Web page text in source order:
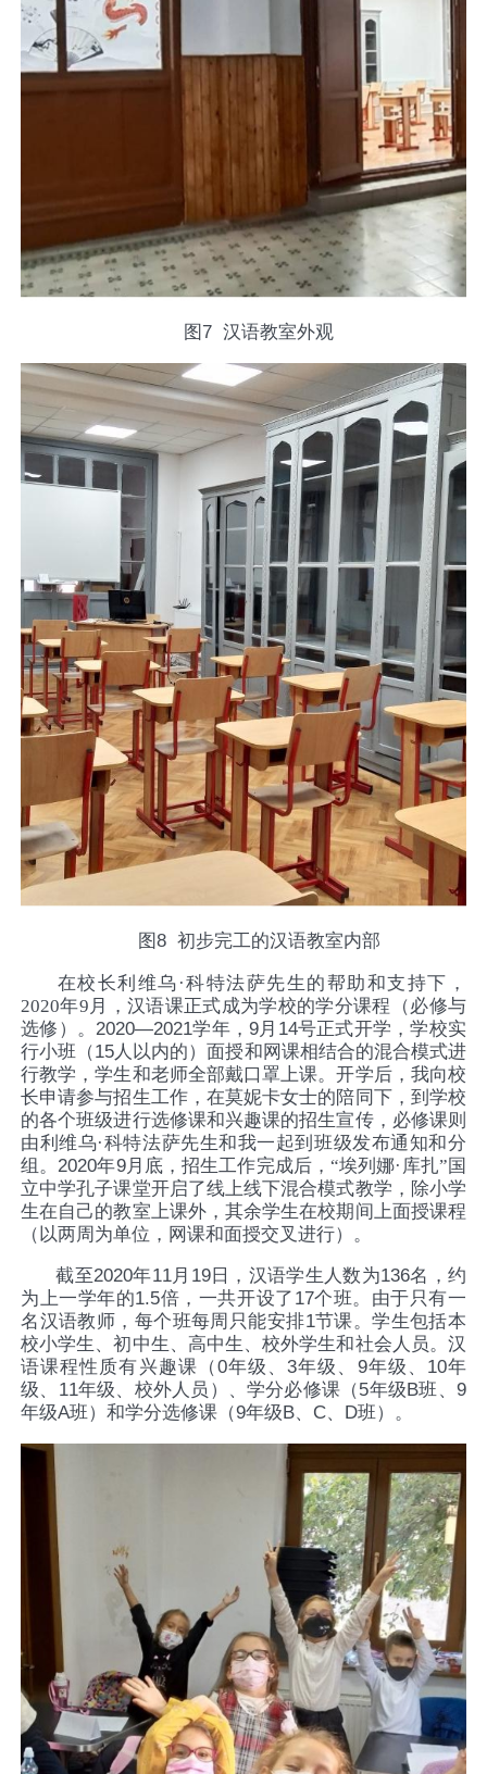
图7 汉语教室外观
图8 初步完工的汉语教室内部
在校长利维乌·科特法萨先生的帮助和支持下，
2020年9月，汉语课正式成为学校的学分课程（必修与
选修）。 2020—2021学年，9月 14号正式开学，学校实
行小班（15 人以内的）面授和网课相结合的混合模式进
行教学，学生和老师全部戴口罩上课。开学后，我向校
长申请参与招生工作，在莫妮卡女士的陪同下，到学校
的各个班级进行选修课和兴趣课的招生宣传，必修课则
由利维乌·科特法萨先生和我一起到班级发布通知和分
组。 2020年9月底，招生工作完成后，“埃列娜·库扎”国
立中学孔子课堂开启了线上线下混合模式教学，除小学
生在自己的教室上课外，其余学生在校期间上面授课程
（以两周为单位，网课和面授交叉进行）。
截至2020年11月 19日，汉语学生人数为136名，约
为上一学年的1.5倍，一共开设了 17个班。由于只有一
名汉语教师，每个班每周只能安排1节课。学生包括本
校小学生、初中生、高中生、校外学生和社会人员。汉
语课程性质有兴趣课（0年级、3年级、 9年级、 10年
级、 11年级、校外人员）、学分必修课（5年级 B班、 9
年级A班）和学分选修课（9年级 B、 C、 D班）。